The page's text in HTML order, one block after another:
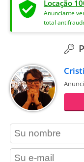
Locação
Anunciante
total
contact_name
contact_email